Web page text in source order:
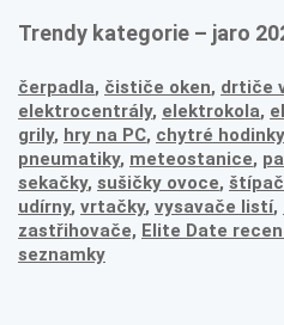
Trendy kategorie – jaro
čerpadla, čističe oken, drtiče
elektrocentrály, elektrokola,
grily, hry na PC, chytré hodinky
pneumatiky, meteostanice,
sekačky, sušičky ovoce,
udírny, vrtačky, vysavače listí,
zastřihovače, Elite Date
seznamky